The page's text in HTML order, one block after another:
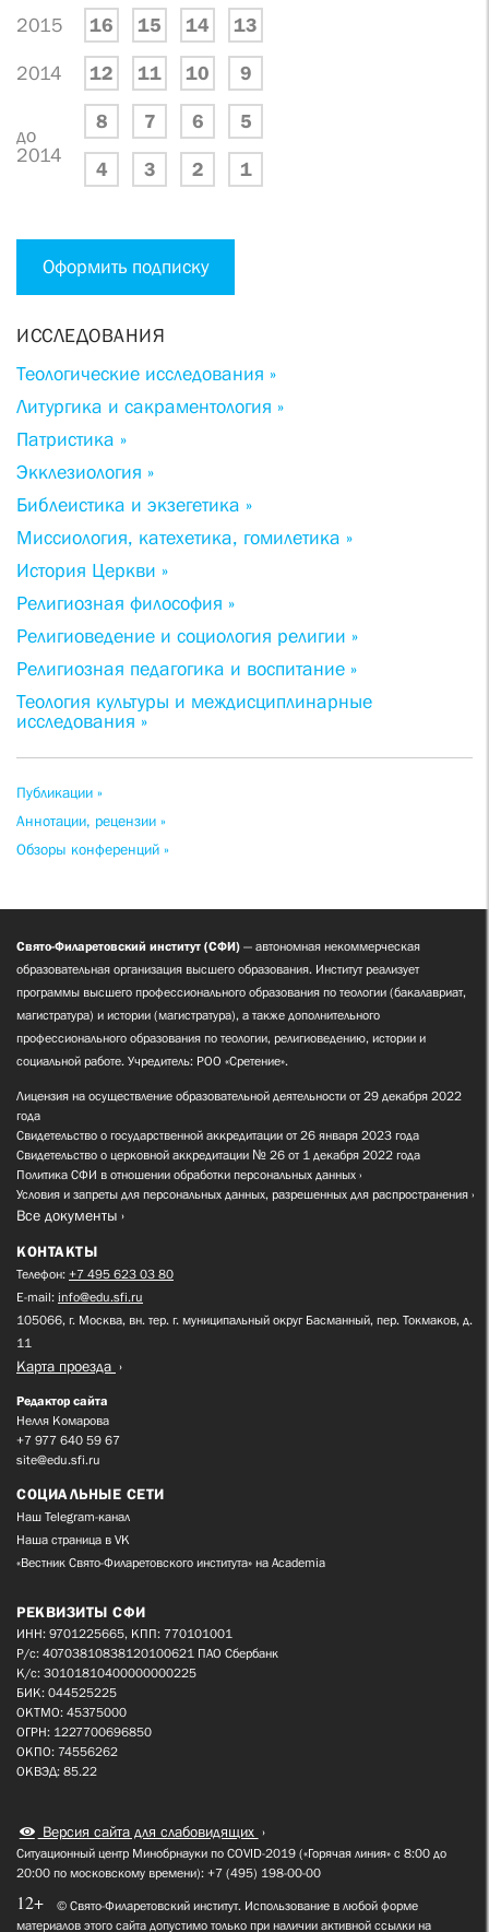
2015 16 15 14 13
2014 12 11 10 9
до
2014
8 7 6 5
4 3 2 1
Оформить подписку
ИССЛЕДОВАНИЯ
Теологические исследования »
Литургика и сакраментология »
Патристика »
Экклезиология »
Библеистика и экзегетика »
Миссиология, катехетика, гомилетика »
История Церкви »
Религиозная философия »
Религиоведение и социология религии »
Религиозная педагогика и воспитание »
Теология культуры и междисциплинарные
исследования »
Публикации »
Аннотации, рецензии »
Обзоры конференций »
Свято-Филаретовский институт (СФИ) — автономная некоммерческая
образовательная организация высшего образования. Институт реализует
программы высшего профессионального образования по теологии (бакалавриат,
магистратура) и истории (магистратура), а также дополнительного
профессионального образования по теологии, религиоведению, истории и
социальной работе. Учредитель: РОО «Сретение».
Лицензия на осуществление образовательной деятельности от 29 декабря 2022
года
Свидетельство о государственной аккредитации от 26 января 2023 года
Свидетельство о церковной аккредитации № 26 от 1 декабря 2022 года
Политика СФИ в отношении обработки персональных данных
Условия и запреты для персональных данных, разрешенных для распространения
Все документы
КОНТАКТЫ
Телефон: +7 495 623 03 80
E-mail: info@edu.sfi.ru
105066, г. Москва, вн. тер. г. муниципальный округ Басманный, пер. Токмаков, д.
11
Карта проезда
Редактор сайта
Нелля Комарова
+7 977 640 59 67
site@edu.sfi.ru
СОЦИАЛЬНЫЕ СЕТИ
Наш Telegram-канал
Наша страница в VK
«Вестник Свято-Филаретовского института» на Academia
РЕКВИЗИТЫ СФИ
ИНН: 9701225665, КПП: 770101001
Р/с: 40703810838120100621 ПАО Сбербанк
К/с: 30101810400000000225
БИК: 044525225
ОКТМО: 45375000
ОГРН: 1227700696850
ОКПО: 74556262
ОКВЭД: 85.22
Версия сайта для слабовидящих
Ситуационный центр Минобрнауки по COVID-2019 («Горячая линия» с 8:00 до
20:00 по московскому времени): +7 (495) 198-00-00
12+
© Свято-Филаретовский институт. Использование в любой форме
материалов этого сайта допустимо только при наличии активной ссылки на